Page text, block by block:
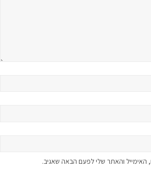
והאתר שלי לפעם הבאה שאגיב.